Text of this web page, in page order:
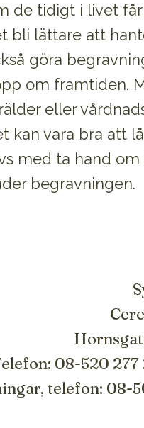
de tidigt i livet
bli lättare att
göra
om framtiden.
eller
kan vara bra att
med ta hand
begravningen.
08-520 277
telefon: 08-